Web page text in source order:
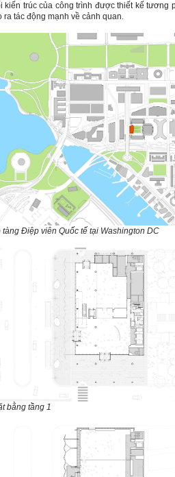
kiến trúc của công trình được thiết kế tương
ra tác động mạnh về cảnh quan.
tàng Điệp viên Quốc tế tại Washington DC
bằng tầng 1